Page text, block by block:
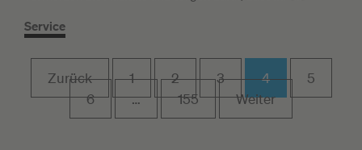
Service
Zurück 1 2 3 4
5
6
… 155 Weiter